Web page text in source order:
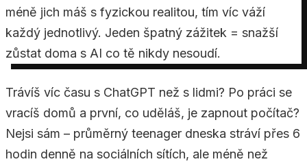
méně jich máš s fyzickou realitou, tím víc váží
každý jednotlivý. Jeden špatný zážitek = snažší
zůstat doma s AI co tě nikdy nesoudí.
Trávíš víc času s ChatGPT než s lidmi? Po práci se
vracíš domů a první, co uděláš, je zapnout počítač?
Nejsi sám – průměrný teenager dneska stráví přes 6
hodin denně na sociálních sítích, ale méně než